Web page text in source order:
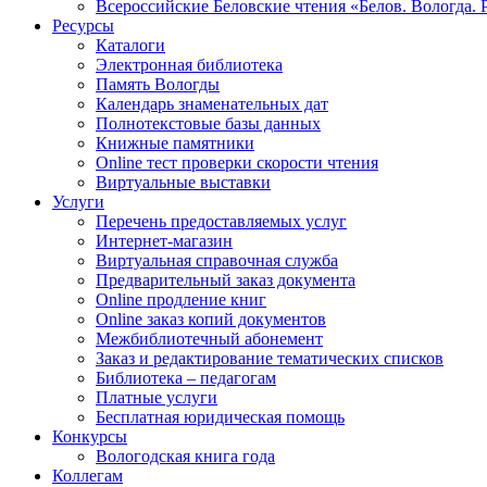
Всероссийские Беловские чтения «Белов. Вологда.
Ресурсы
Каталоги
Электронная библиотека
Память Вологды
Календарь знаменательных дат
Полнотекстовые базы данных
Книжные памятники
Online тест проверки скорости чтения
Виртуальные выставки
Услуги
Перечень предоставляемых услуг
Интернет-магазин
Виртуальная справочная служба
Предварительный заказ документа
Online продление книг
Online заказ копий документов
Межбиблиотечный абонемент
Заказ и редактирование тематических списков
Библиотека – педагогам
Платные услуги
Бесплатная юридическая помощь
Конкурсы
Вологодская книга года
Коллегам